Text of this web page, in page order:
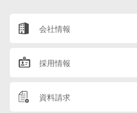
会社情報
採用情報
資料請求